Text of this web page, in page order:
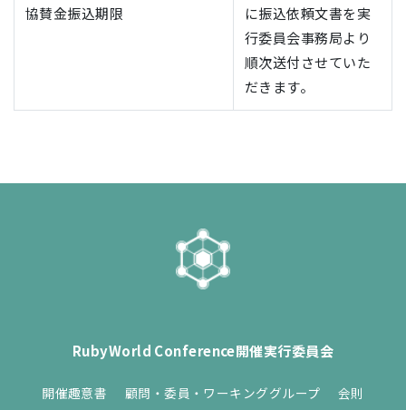
協賛金振込期限
に振込依頼文書を実
行委員会事務局より
順次送付させていた
だきます。
RubyWorld Conference開催実行委員会
開催趣意書 顧問・委員・ワーキンググループ
会則